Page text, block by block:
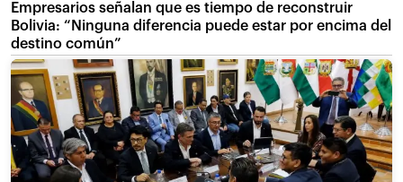
Empresarios señalan que es tiempo de reconstruir
Bolivia: “Ninguna diferencia puede estar por encima del
destino común”